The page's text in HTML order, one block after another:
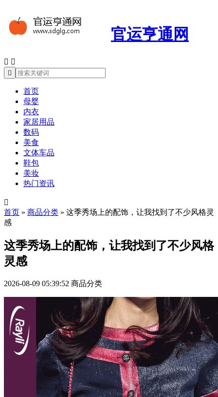
官运亨通网
 

首页
母婴
内衣
家居用品
数码
美食
文体车品
鞋包
美妆
热门资讯

首页 » 商品分类 » 这季秀场上的配饰，让我找到了不少风格灵
感
这季秀场上的配饰，让我找到了不少风格
灵感
2026-08-09 05:39:52 商品分类